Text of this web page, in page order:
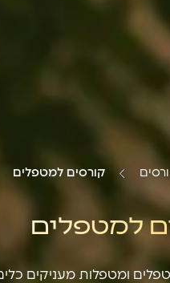
קורסים למטפלים
למטפלים
ומטפלות מעניקים